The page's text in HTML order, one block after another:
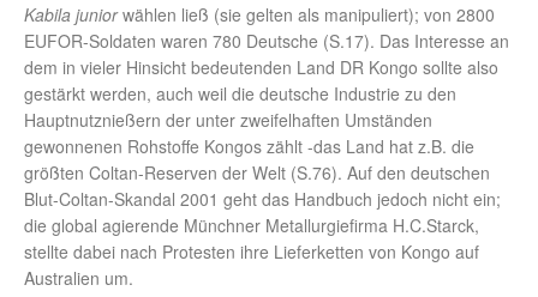
Kabila juniorwählen ließ (sie gelten als manipuliert); von 2800
EUFOR-Soldaten waren 780 Deutsche (S.17). Das Interesse an
dem in vieler Hinsicht bedeutenden Land DR Kongo sollte also
gestärkt werden, auch weil die deutsche Industrie zu den
Hauptnutznießern der unter zweifelhaften Umständen
gewonnenen Rohstoffe Kongos zählt -das Land hat z.B. die
größten Coltan-Reserven der Welt (S.76). Auf den deutschen
Blut-Coltan-Skandal 2001 geht das Handbuch jedoch nicht ein;
die global agierende Münchner Metallurgiefirma H.C.Starck,
stellte dabei nach Protesten ihre Lieferketten von Kongo auf
Australien um.